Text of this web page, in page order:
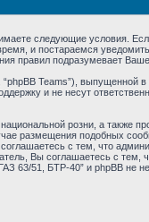
следующие условия.
и постараемся
правил подразумевает Ваше
Teams”), выпущенной в
и не несут
розни, а
размещения подобных
с тем, что
Вы соглашаетесь с тем,
51, БТР-40” и phpBB не